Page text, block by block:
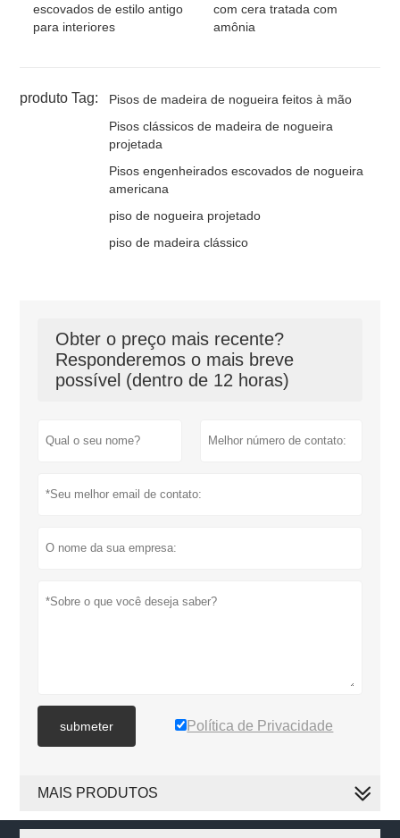
escovados de estilo antigo
para interiores
com cera tratada com
amônia
produto Tag:
Pisos de madeira de nogueira feitos à mão
Pisos clássicos de madeira de nogueira
projetada
Pisos engenheirados escovados de nogueira
americana
piso de nogueira projetado
piso de madeira clássico
Obter o preço mais recente?
Responderemos o mais breve
possível (dentro de 12 horas)
submeter Política de Privacidade
MAIS PRODUTOS